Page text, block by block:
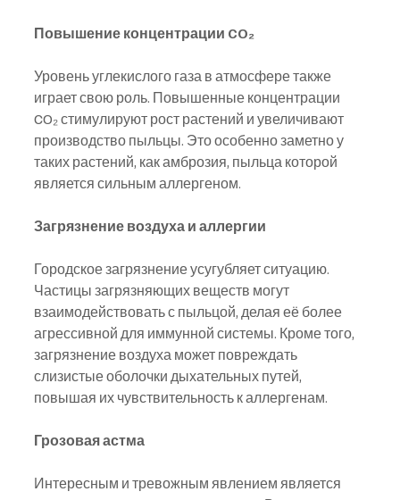
Повышение концентрации CO₂
Уровень углекислого газа в атмосфере также
играет свою роль. Повышенные концентрации
CO₂ стимулируют рост растений и увеличивают
производство пыльцы. Это особенно заметно у
таких растений, как амброзия, пыльца которой
является сильным аллергеном.
Загрязнение воздуха и аллергии
Городское загрязнение усугубляет ситуацию.
Частицы загрязняющих веществ могут
взаимодействовать с пыльцой, делая её более
агрессивной для иммунной системы. Кроме того,
загрязнение воздуха может повреждать
слизистые оболочки дыхательных путей,
повышая их чувствительность к аллергенам.
Грозовая астма
Интересным и тревожным явлением является